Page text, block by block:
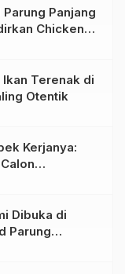
Panjang
Chicken
Plate
Terenak di
Otentik
Kerjanya:
Dibuka di
Parung
Rempah